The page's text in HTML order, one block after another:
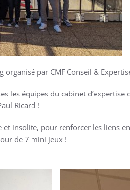
par CMF Conseil &
les équipes du cabinet d’expertise
Ricard !
insolite, pour renforcer les liens
de 7 mini jeux !